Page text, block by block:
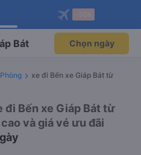
ngay!
viên độc
Mở app
vé máy bay qua
Mở app
Bát Chọn ngày
xe đi Bến xe Giáp Bát từ
đi Bến xe Giáp Bát từ
và giá vé ưu đãi